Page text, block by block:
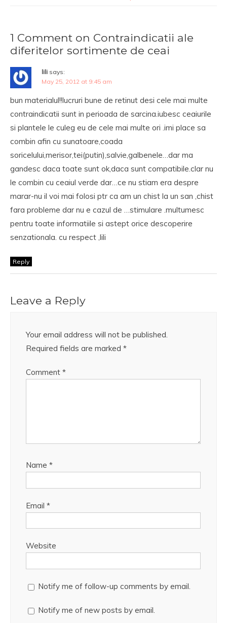
1 Comment on Contraindicatii ale
diferitelor sortimente de ceai
lili says:
May 25, 2012 at 9:45 am
bun materialul!!lucruri bune de retinut desi cele mai multe
contraindicatii sunt in perioada de sarcina.iubesc ceaiurile
si plantele le culeg eu de cele mai multe ori .imi place sa
combin afin cu sunatoare,coada
soricelului,merisor,tei(putin),salvie,galbenele…dar ma
gandesc daca toate sunt ok,daca sunt compatibile.clar nu
le combin cu ceaiul verde dar…ce nu stiam era despre
marar-nu il voi mai folosi ptr ca am un chist la un san ,chist
fara probleme dar nu e cazul de …stimulare .multumesc
pentru toate informatiile si astept orice descoperire
senzationala. cu respect ,lili
Reply
Leave a Reply
Your email address will not be published.
Required fields are marked *
Comment *
Name *
Email *
Website
Notify me of follow-up comments by email.
Notify me of new posts by email.